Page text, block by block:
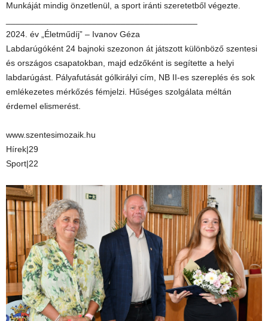
Munkáját mindig önzetlenül, a sport iránti szeretetből végezte.
2024. év „Életműdíj” – Ivanov Géza
Labdarúgóként 24 bajnoki szezonon át játszott különböző szentesi
és országos csapatokban, majd edzőként is segítette a helyi
labdarúgást. Pályafutását gólkirályi cím, NB II-es szereplés és sok
emlékezetes mérkőzés fémjelzi. Hűséges szolgálata méltán
érdemel elismerést.
www.szentesimozaik.hu
Hírek|29
Sport|22